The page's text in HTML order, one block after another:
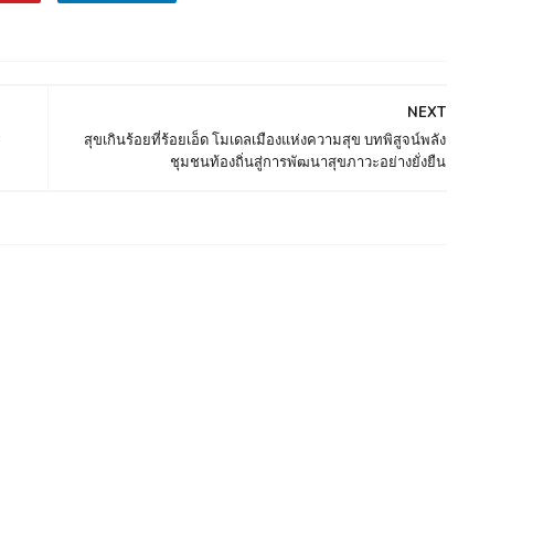
NEXT
สุขเกินร้อยที่ร้อยเอ็ด โมเดลเมืองแห่งความสุข บทพิสูจน์พลัง
ชุมชนท้องถิ่นสู่การพัฒนาสุขภาวะอย่างยั่งยืน